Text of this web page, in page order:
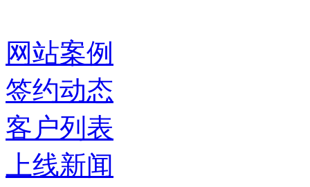
网站案例
签约动态
客户列表
上线新闻